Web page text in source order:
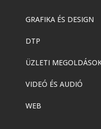
GRAFIKA ÉS DESIGN
DTP
ÜZLETI
VIDEÓ ÉS AUDIÓ
WEB